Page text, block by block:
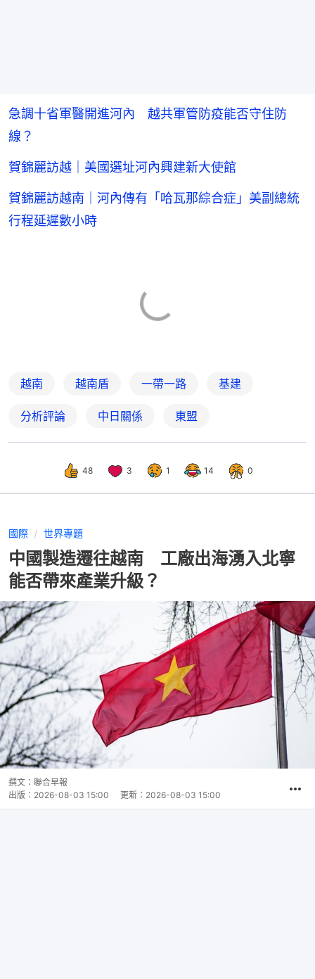
急調十省軍醫開進河內 越共軍管防疫能否守住防
線？
賀錦麗訪越｜美國選址河內興建新大使館
賀錦麗訪越南｜河內傳有「哈瓦那綜合症」美副總統
行程延遲數小時
越南 越南盾 一帶一路 基建
分析評論 中日關係 東盟
48 3 1 14 0
國際 世界專題
中國製造遷往越南 工廠出海湧入北寧
能否帶來產業升級？
撰文： 聯合早報
出版： 2026-08-03 15:00 更新： 2026-08-03 15:00